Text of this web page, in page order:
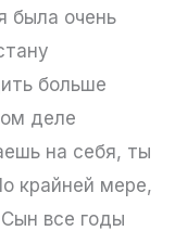
была очень
больше
деле
на себя, ты
крайней мере,
все годы